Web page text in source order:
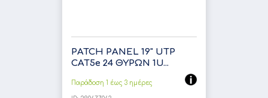
PATCH PANEL 19" UTP
CAT5e 24 ΘΥΡΩΝ 1U...
Παράδοση 1 έως 3 ημέρες